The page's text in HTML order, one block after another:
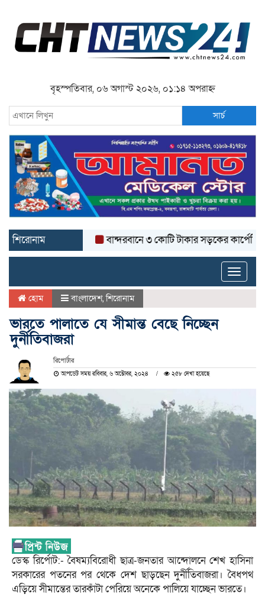
বৃহস্পতিবার, ০৬ অগাস্ট ২০২৬, ০১:১৪ অপরাহ্ন
সার্চ
শিরোনাম বান্দরবানে ৩ কোটি টাকার সড়কের কার্পেটিং উঠে
Toggle
হোম বাংলাদেশ,শিরোনাম
ভারতে পালাতে যে সীমান্ত বেছে নিচ্ছেন
দুর্নীতিবাজরা
রিপোর্টার
আপডেট সময় রবিবার, ৬ অক্টোবর, ২০২৪ ২৫৮ দেখা হয়েছে
ডেস্ক রির্পোট:- বৈষম্যবিরোধী ছাত্র-জনতার আন্দোলনে শেখ হাসিনা
সরকারের পতনের পর থেকে দেশ ছাড়ছেন দুর্নীতিবাজরা। বৈধপথ
এড়িয়ে সীমান্তের তারকাঁটা পেরিয়ে অনেকে পালিয়ে যাচ্ছেন ভারতে।